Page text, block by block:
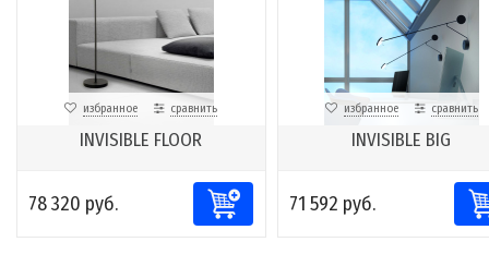
избранное сравнить
INVISIBLE FLOOR
78 320 руб.
избранное сравнить
INVISIBLE BIG
71 592 руб.